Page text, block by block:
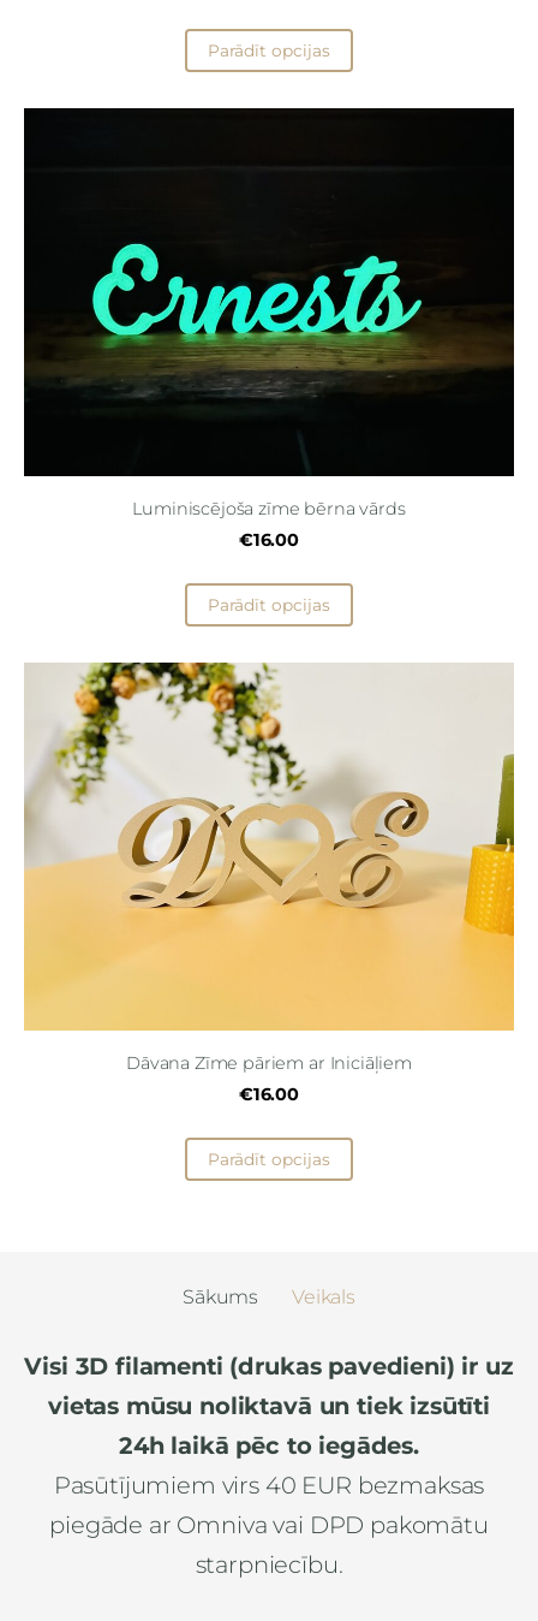
Parādīt opcijas
Luminiscējoša zīme bērna vārds
€16.00
Parādīt opcijas
Dāvana Zīme pāriem ar Iniciāļiem
€16.00
Parādīt opcijas
Sākums Veikals
Visi 3D filamenti (drukas pavedieni) ir uz
vietas mūsu noliktavā un tiek izsūtīti
24h laikā pēc to iegādes.
Pasūtījumiem virs 40 EUR bezmaksas
piegāde ar Omniva vai DPD pakomātu
starpniecību.